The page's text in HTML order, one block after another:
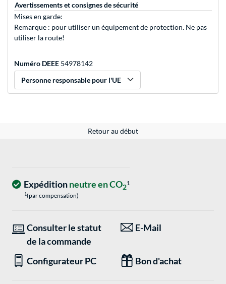
Avertissements et consignes de sécurité
Mises en garde:
Remarque : pour utiliser un équipement de protection. Ne pas
utiliser la route!
Numéro DEEE 54978142
Personne responsable pour l'UE
Retour au début
Expéditionneutre en CO21
1(par compensation)
Consulter le statut
de la commande
E-Mail
Configurateur PC Bon d'achat